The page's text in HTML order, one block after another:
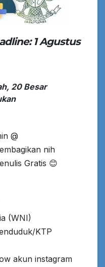
1 Agustus
20 Besar
@
nih
Gratis 😊
(WNI)
KTP
akun instagram